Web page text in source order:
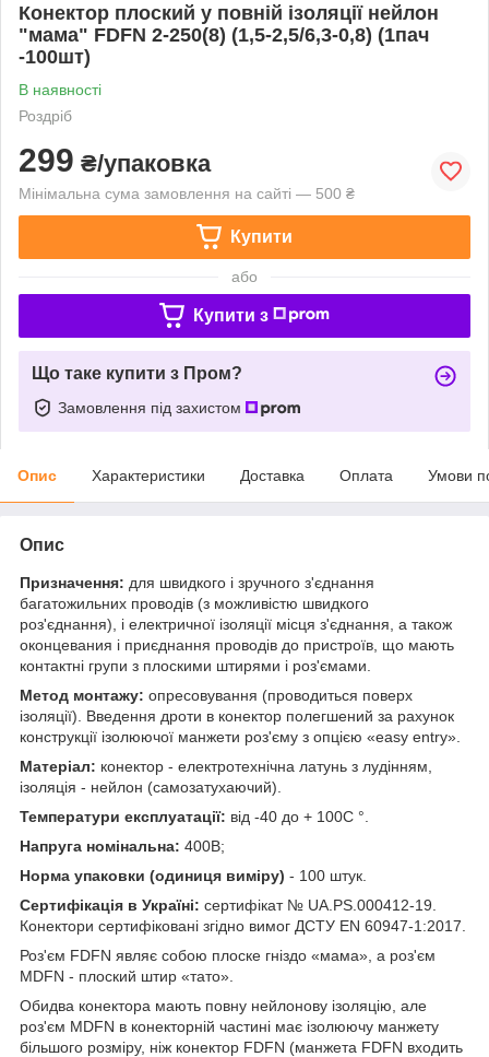
Конектор плоский у повній ізоляції нейлон
"мама" FDFN 2-250(8) (1,5-2,5/6,3-0,8) (1пач
-100шт)
В наявності
Роздріб
299 ₴/упаковка
Мінімальна сума замовлення на сайті — 500 ₴
Купити
або
Купити з
Що таке купити з Пром?
Замовлення під захистом
Опис Характеристики Доставка Оплата Умови
Опис
Призначення: для швидкого і зручного з'єднання
багатожильних проводів (з можливістю швидкого
роз'єднання), і електричної ізоляції місця з'єднання, а також
оконцевания і приєднання проводів до пристроїв, що мають
контактні групи з плоскими штирями і роз'ємами.
Метод монтажу: опресовування (проводиться поверх
ізоляції). Введення дроти в конектор полегшений за рахунок
конструкції ізолюючої манжети роз'єму з опцією «easy entry».
Матеріал: конектор - електротехнічна латунь з лудінням,
ізоляція - нейлон (самозатухаючий).
Температури експлуатації: від -40 до + 100С °.
Напруга номінальна: 400В;
Норма упаковки (одиниця виміру) - 100 штук.
Сертифікація в Україні: сертифікат № UA.PS.000412-19.
Конектори сертифіковані згідно вимог ДСТУ EN 60947-1:2017.
Роз'єм FDFN являє собою плоске гніздо «мама», а роз'єм
MDFN - плоский штир «тато».
Обидва конектора мають повну нейлонову ізоляцію, але
роз'єм MDFN в конекторній частині має ізолюючу манжету
більшого розміру, ніж конектор FDFN (манжета FDFN входить